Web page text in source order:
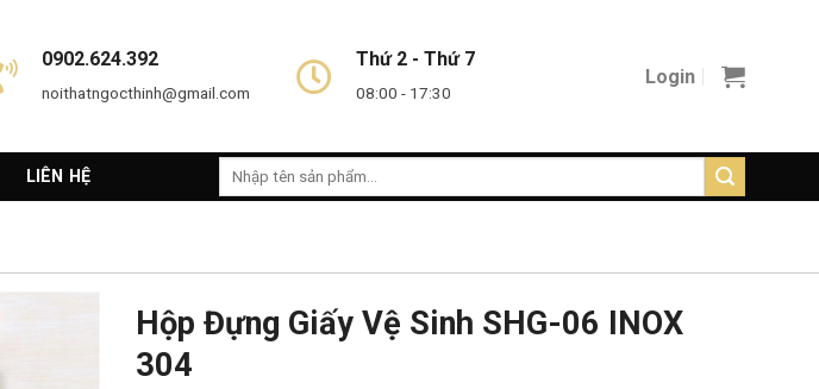
0902.624.392
noithatngocthinh@gmail.com
Thứ 2 - Thứ 7
08:00 - 17:30
Login
LIÊN HỆ
Search
Hộp Đựng Giấy Vệ Sinh SHG-06 INOX
304